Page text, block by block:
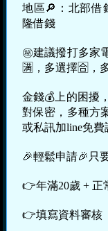
地區🔎：北部借
隆借錢
㊙建議撥打多家
🈵，多選擇🈴，
金錢💰上的困擾
對保密，多種方
或私訊加line免費
🎉輕鬆申請🎉只
👉年滿20歲 + 正
👉填寫資料審核